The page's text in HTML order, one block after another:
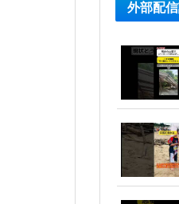
外部配信